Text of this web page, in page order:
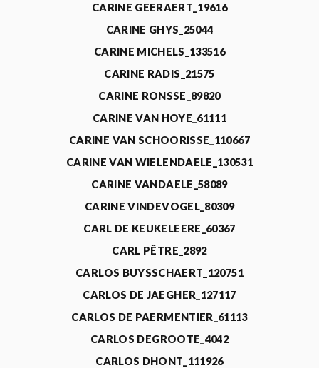
CARINE GEERAERT_19616
CARINE GHYS_25044
CARINE MICHELS_133516
CARINE RADIS_21575
CARINE RONSSE_89820
CARINE VAN HOYE_61111
CARINE VAN SCHOORISSE_110667
CARINE VAN WIELENDAELE_130531
CARINE VANDAELE_58089
CARINE VINDEVOGEL_80309
CARL DE KEUKELEERE_60367
CARL PÊTRE_2892
CARLOS BUYSSCHAERT_120751
CARLOS DE JAEGHER_127117
CARLOS DE PAERMENTIER_61113
CARLOS DEGROOTE_4042
CARLOS DHONT_111926